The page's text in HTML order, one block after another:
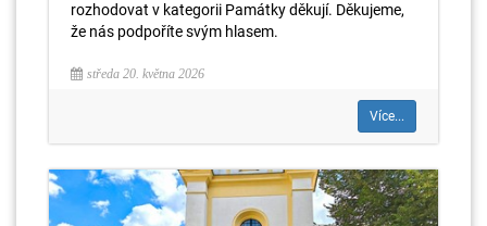
rozhodovat v kategorii Památky děkují. Děkujeme,
že nás podpoříte svým hlasem.
středa 20. května 2026
Více...